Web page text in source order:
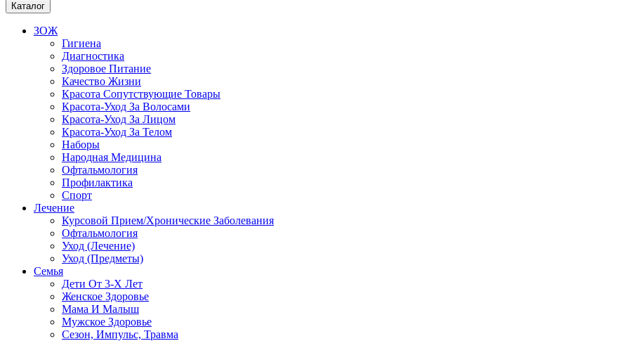
Каталог
ЗОЖ
Гигиена
Диагностика
Здоровое Питание
Качество Жизни
Красота Сопутствующие Товары
Красота-Уход За Волосами
Красота-Уход За Лицом
Красота-Уход За Телом
Наборы
Народная Медицина
Офтальмология
Профилактика
Спорт
Лечение
Курсовой Прием/Хронические Заболевания
Офтальмология
Уход (Лечение)
Уход (Предметы)
Семья
Дети От 3-Х Лет
Женское Здоровье
Мама И Малыш
Мужское Здоровье
Сезон, Импульс, Травма